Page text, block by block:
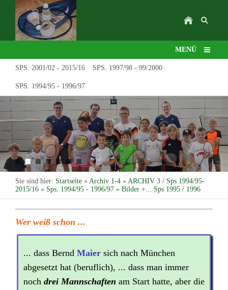
MENÜ
SPS. 2001/02 - 2015/16 SPS. 1997/98 - 99/2000
SPS. 1994/95 - 1996/97
Sie sind hier: Startseite » Archiv 1-4 » ARCHIV 3 / Sps 1994/95-
2015/16 » Sps. 1994/95 - 1996/97 » Bilder +... Sps 1995 / 1996
Wer weiß schon ...
... dass Bernd Maier sich nach München
abgesetzt hat (beruflich), ... dass man immer
noch drei Mannschaften am Start hatte, aber die